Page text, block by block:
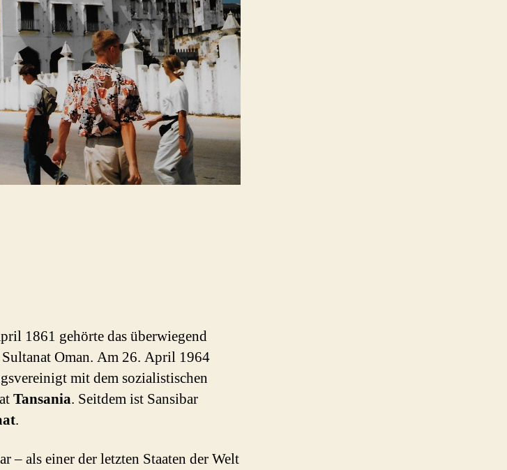
1861 gehörte das überwiegend
Oman. Am 26. April 1964
mit dem sozialistischen
Tansania. Seitdem ist Sansibar
.
– als einer der letzten Staaten der Welt